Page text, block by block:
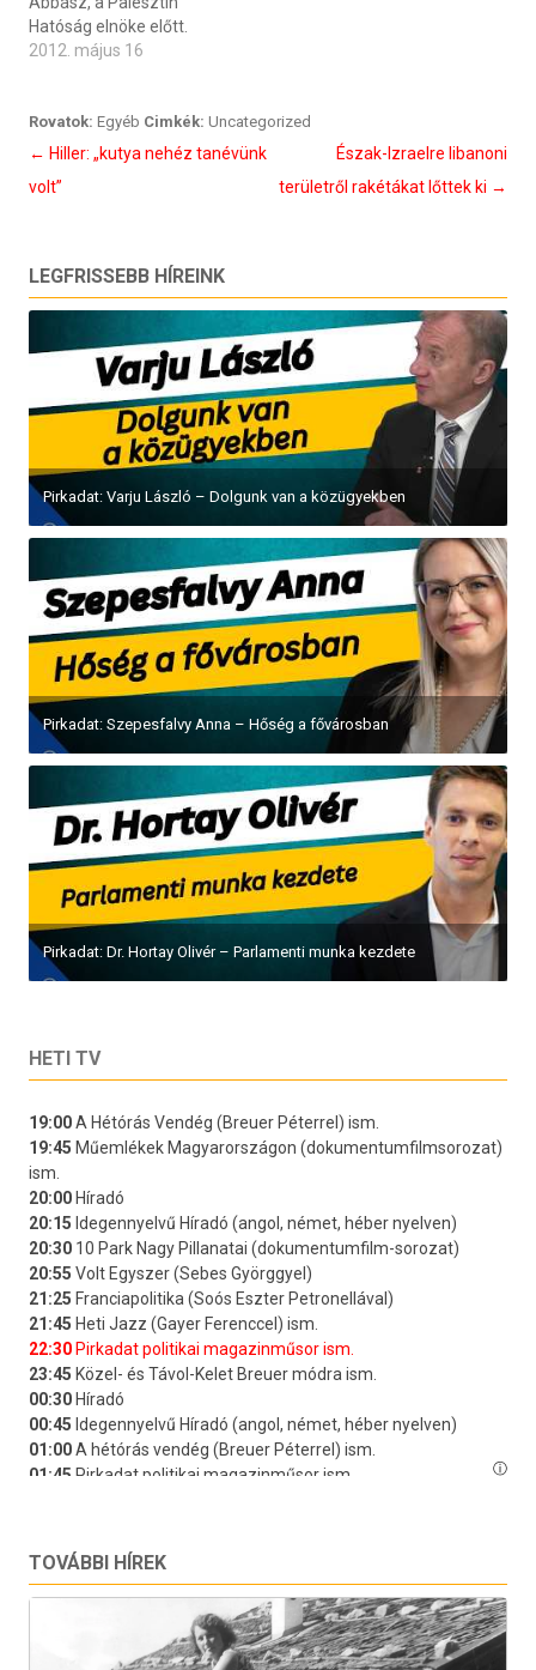
Hatóság elnöke előtt.
2012. május 16
Rovatok: Egyéb Cimkék: Uncategorized
Bejegyzés
navigáció
← Hiller: „kutya nehéz tanévünk
volt”
Észak-Izraelre libanoni
területről rakétákat lőttek ki →
LEGFRISSEBB HÍREINK
Pirkadat: Varju László – Dolgunk van a közügyekben
Pirkadat: Szepesfalvy Anna – Hőség a fővárosban
Pirkadat: Dr. Hortay Olivér – Parlamenti munka kezdete
HETI TV
TOVÁBBI HÍREK